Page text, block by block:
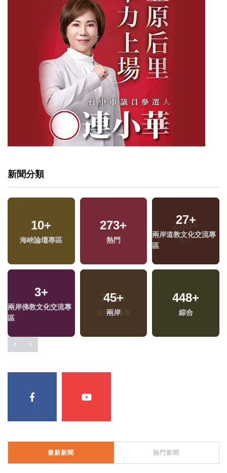
新聞分類
10+
海峽論壇專區
273+
熱門
27+
兩岸道教文化交流專
區
3+
兩岸佛教文化交流專
區
45+
兩岸
448+
綜合
最新新聞 熱門新聞